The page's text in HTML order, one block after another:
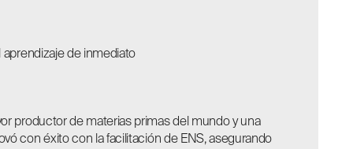
de inmediato
productor de materias primas del mundo y una
con éxito con la facilitación de ENS, asegurando